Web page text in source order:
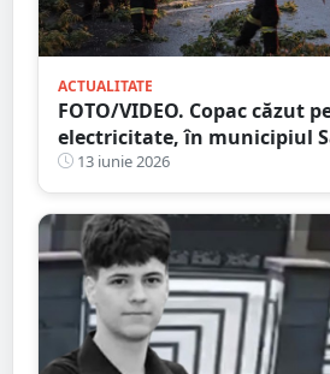
ACTUALITATE
FOTO/VIDEO. Copac căzut
electricitate, în municipiul
fost avariată și o mașină
13 iunie 2026